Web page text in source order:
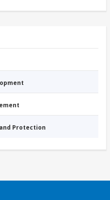
Protection